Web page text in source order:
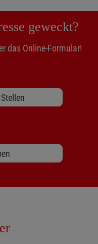
geweckt?
das Online-Formular!